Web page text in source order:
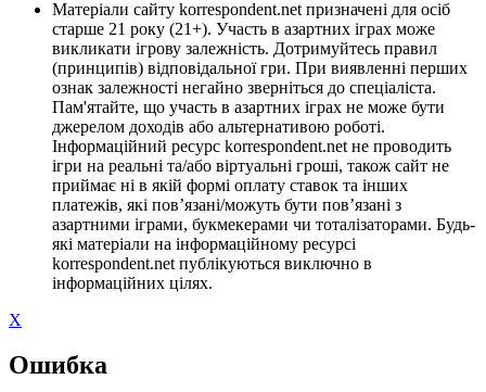
Матеріали сайту korrespondent.net призначені для осіб
старше 21 року (21+). Участь в азартних іграх може
викликати ігрову залежність. Дотримуйтесь правил
(принципів) відповідальної гри. При виявленні перших
ознак залежності негайно зверніться до спеціаліста.
Пам'ятайте, що участь в азартних іграх не може бути
джерелом доходів або альтернативою роботі.
Інформаційний ресурс korrespondent.net не проводить
ігри на реальні та/або віртуальні гроші, також сайт не
приймає ні в якій формі оплату ставок та інших
платежів, які пов’язані/можуть бути пов’язані з
азартними іграми, букмекерами чи тоталізаторами. Будь-
які матеріали на інформаційному ресурсі
korrespondent.net публікуються виключно в
інформаційних цілях.
X
Ошибка